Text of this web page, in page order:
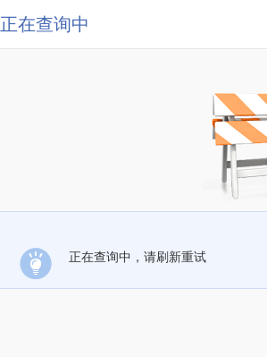
正在查询中
正在查询中，请刷新重试